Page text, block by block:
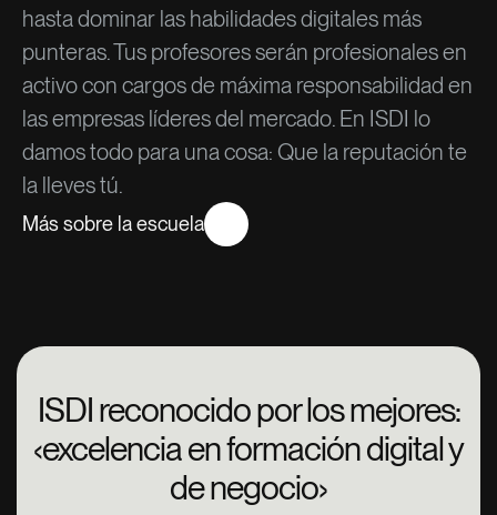
hasta dominar las habilidades digitales más
punteras. Tus profesores serán profesionales en
activo con cargos de máxima responsabilidad en
las empresas líderes del mercado. En ISDI lo
damos todo para una cosa: Que la reputación te
la lleves tú.
Más sobre la escuela
ISDI reconocido por los mejores:
‹excelencia en formación digital y
de negocio›